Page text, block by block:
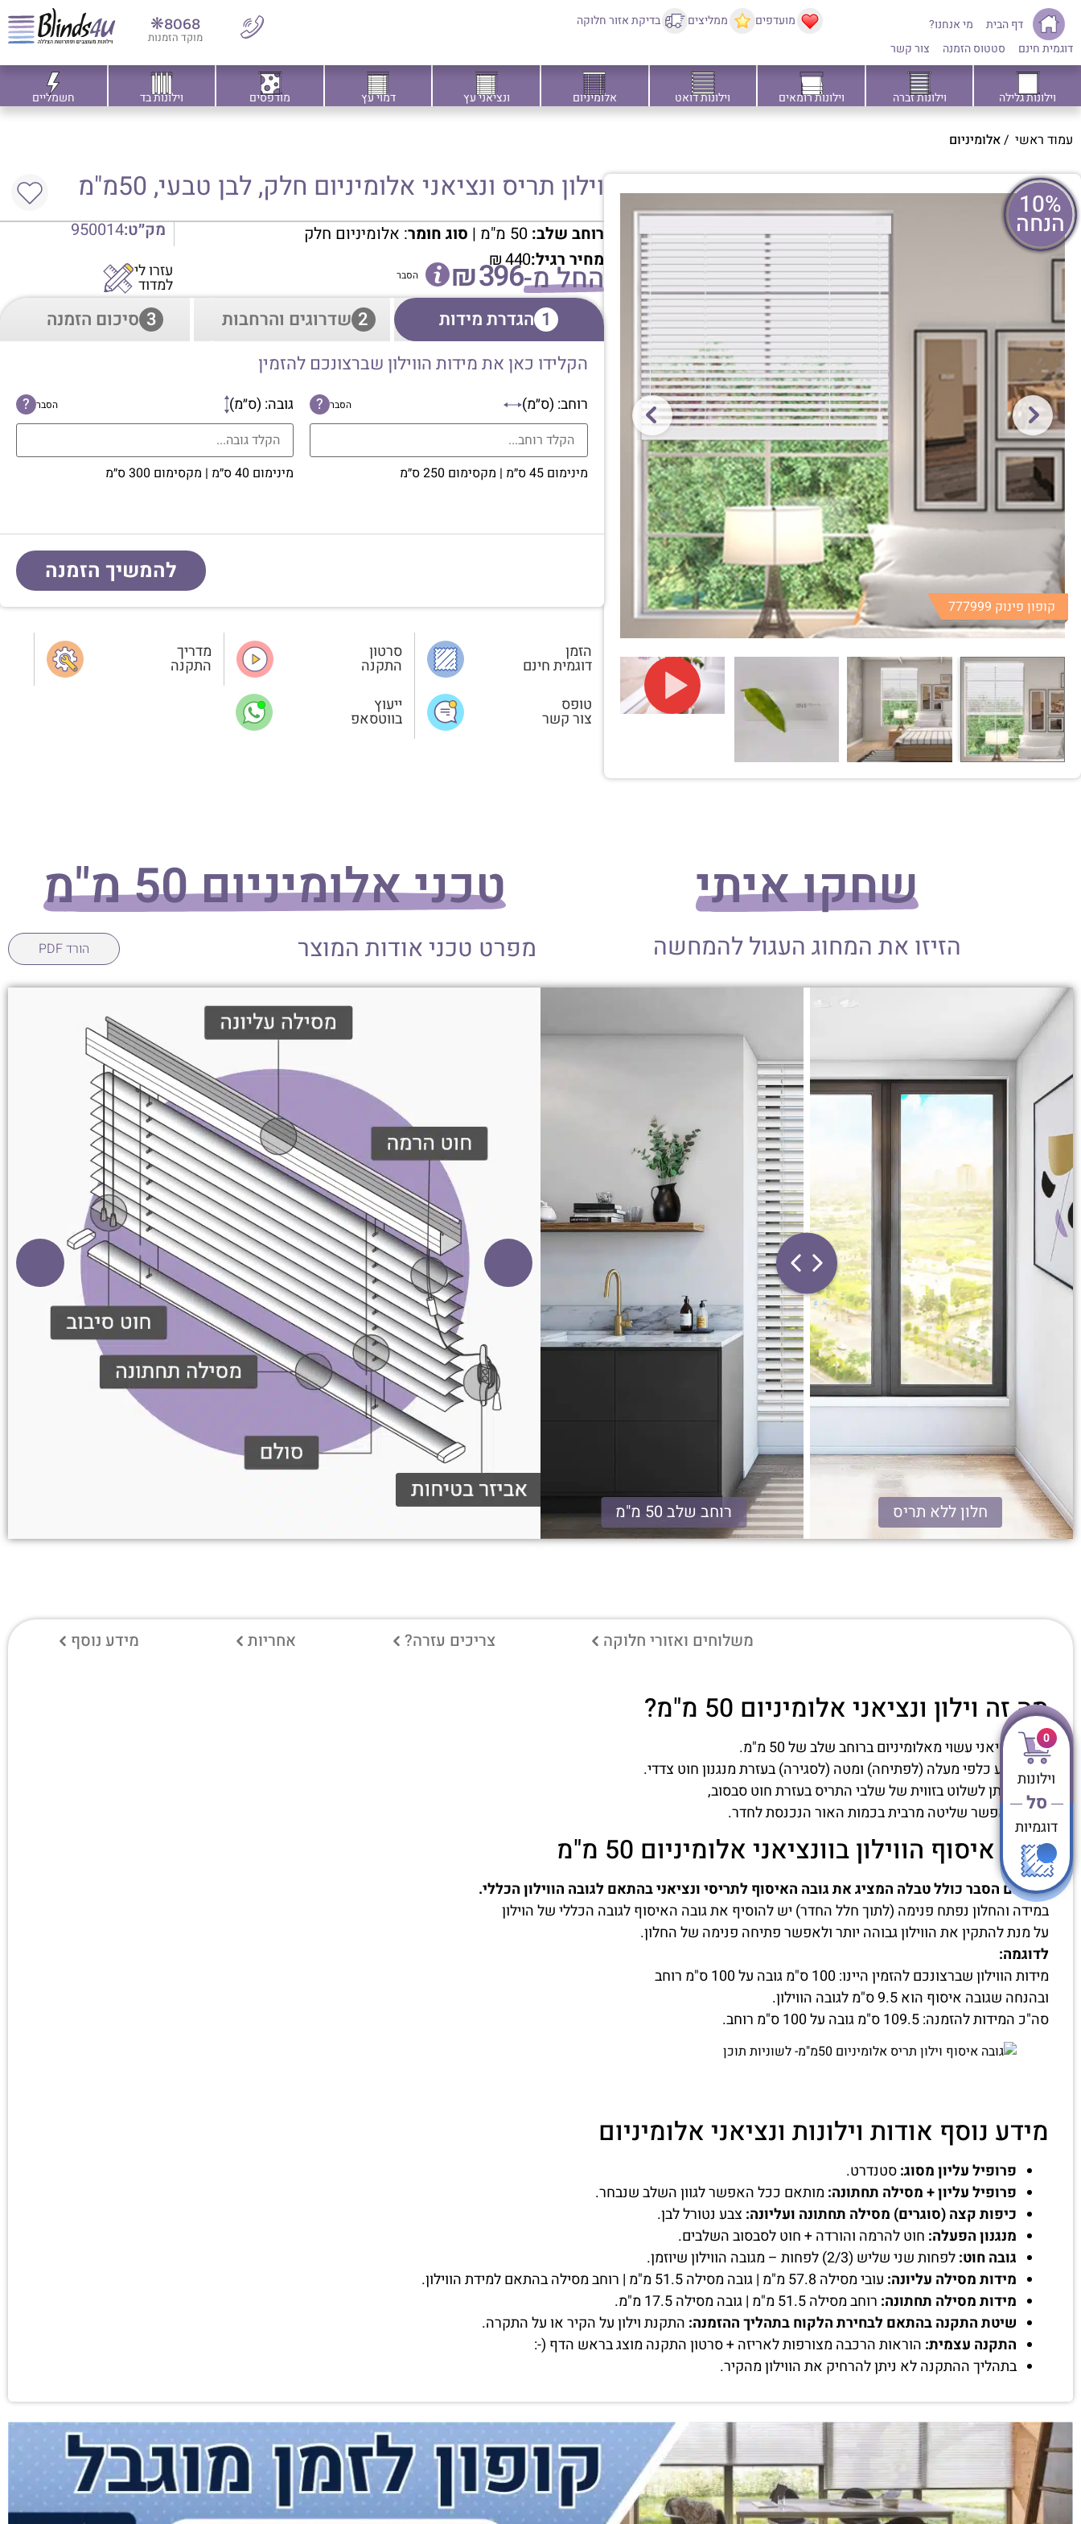
דף הבית
מי אנחנו?
דוגמית חינם
סטטוס הזמנה צור קשר
מועדפים ממליצים בדיקת אזור חלוקה 8068❋
מוקד הזמנות
וילונות גלילה וילונות זברה וילונות רומאים וילונות דואט אלומיניום ונציאני עץ דמוי עץ מודפסים וילונות בד חשמליים
עמוד ראשי /אלומיניום
10%
הנחה
קופון פינוק 777999
וילון תריס ונציאני אלומיניום חלק, לבן טבעי, 50מ"מ
רוחב שלב: 50 מ"מ | סוג חומר: אלומיניום חלק מק״ט:950014
מחיר רגיל:
₪440החל מ- ₪396 הסבר עזרו לי
למדוד
1 הגדרת מידות 2 שדרוגים והרחבות 3 סיכום הזמנה
הקלידו כאן את מידות הווילון שברצונכם להזמין
רוחב: (ס״מ) הסבר ?
מינימום 45 ס״מ | מקסימום 250 ס״מ
גובה: (ס״מ) הסבר ?
מינימום 40 ס״מ | מקסימום 300 ס״מ
להמשיך הזמנה
הזמן
דוגמית חינם
סרטון
התקנה
מדריך
התקנה
טופס
צור קשר
ייעוץ
בווטסאפ
שחקו איתי
הזיזו את המחוג העגול להמחשה
רוחב שלב 50 מ"מ חלון ללא תריס
טכני אלומיניום 50 מ"מ
מפרט טכני אודות המוצר הורד PDF
משלוחים ואזורי חלוקה צריכים עזרה? אחריות מידע נוסף
מה זה וילון ונציאני אלומיניום 50 מ"מ?
תריס ונציאני עשוי מאלומיניום ברוחב שלב של 50 מ"מ.
התריס נע כלפי מעלה (לפתיחה) ומטה (לסגירה) בעזרת מנגנון חוט צדדי.
בנוסף ניתן לשלוט בזווית של שלבי התריס בעזרת חוט סבסוב,
מה שמאפשר שליטה מרבית בכמות האור הנכנסת לחדר.
גובה איסוף הווילון בוונציאני אלומיניום 50 מ"מ
לפניכם הסבר כולל טבלה המציג את גובה האיסוף לתריסי ונציאני בהתאם לגובה הווילון הכללי.
במידה והחלון נפתח פנימה (לתוך חלל החדר) יש להוסיף את גובה האיסוף לגובה הכללי של הוילון
על מנת להתקין את הווילון גבוהה יותר ולאפשר פתיחה פנימה של החלון.
לדוגמה:
מידות הווילון שברצונכם להזמין היינו: 100 ס"מ גובה על 100 ס"מ רוחב
ובהנחה שגובה איסוף הוא 9.5 ס"מ לגובה הווילון.
סה"כ המידות להזמנה: 109.5 ס"מ גובה על 100 ס"מ רוחב.
מידע נוסף אודות וילונות ונציאני אלומיניום
פרופיל עליון מסוג:סטנדרט.
פרופיל עליון + מסילה תחתונה: מותאם ככל האפשר לגוון השלב שנבחר.
כיפות קצה (סוגרים) מסילה תחתונה ועליונה: צבע נטורל לבן.
מנגנון הפעלה: חוט להרמה והורדה + חוט לסבסוב השלבים.
גובה חוט:לפחות שני שליש (2/3) לפחות – מגובה הווילון שיוזמן.
מידות מסילה עליונה: עובי מסילה 57.8 מ"מ | גובה מסילה 51.5 מ"מ | רוחב מסילה בהתאם למידת הווילון.
מידות מסילה תחתונה: רוחב מסילה 51.5 מ"מ | גובה מסילה 17.5 מ"מ.
שיטת התקנה בהתאם לבחירת הלקוח בתהליך ההזמנה: התקנת וילון על הקיר או על התקרה.
התקנה עצמית: הוראות הרכבה מצורפות לאריזה + סרטון התקנה מוצג בראש הדף (-:
בתהליך ההתקנה לא ניתן להרחיק את הווילון מהקיר.
0
וילונות
סל
דוגמיות